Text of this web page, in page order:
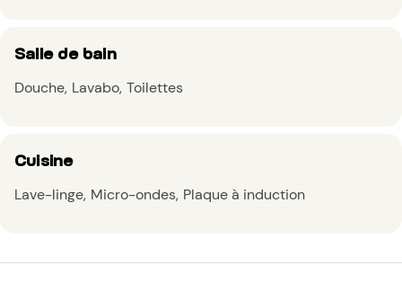
Salle de bain
Douche Lavabo Toilettes
Cuisine
Lave-linge Micro-ondes Plaque à induction